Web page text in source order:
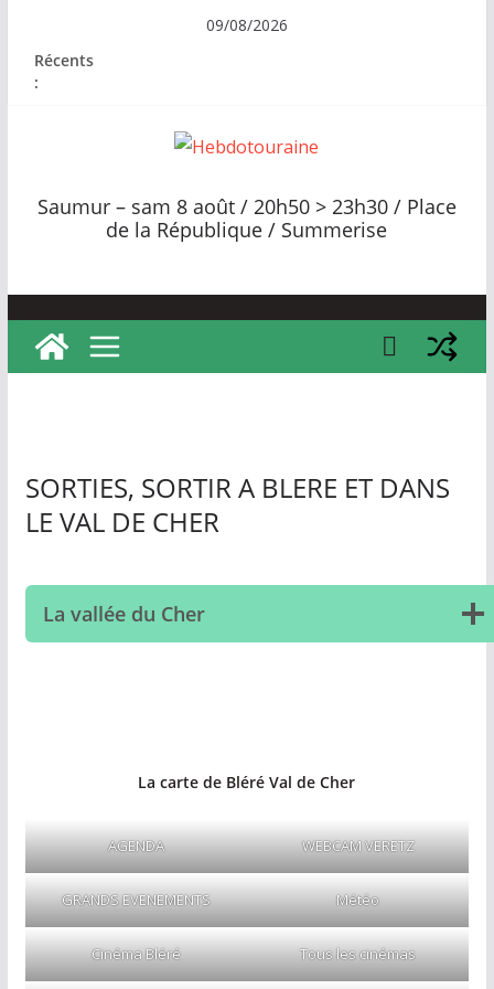
contenu
09/08/2026
Récents
:
e
b
o
t
u
n
e
o
e
s
o
r
t
i
Saumur – sam 8 août / 20h50 > 23h30 / Place
de la République / Summerise
SORTIES, SORTIR A BLERE ET DANS
LE VAL DE CHER
La vallée du Cher
La carte de Bléré Val de Cher
AGENDA WEBCAM VERETZ
GRANDS EVENEMENTS Météo
Cinéma Bléré Tous les cinémas